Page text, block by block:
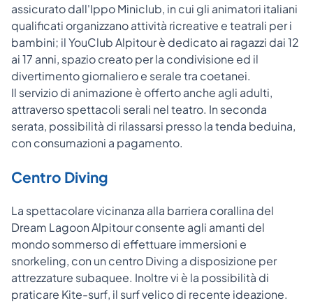
assicurato dall'Ippo Miniclub, in cui gli animatori italiani
qualificati organizzano attività ricreative e teatrali per i
bambini; il YouClub Alpitour è dedicato ai ragazzi dai 12
ai 17 anni, spazio creato per la condivisione ed il
divertimento giornaliero e serale tra coetanei.
Il servizio di animazione è offerto anche agli adulti,
attraverso spettacoli serali nel teatro. In seconda
serata, possibilità di rilassarsi presso la tenda beduina,
con consumazioni a pagamento.
Centro Diving
La spettacolare vicinanza alla barriera corallina del
Dream Lagoon Alpitour consente agli amanti del
mondo sommerso di effettuare immersioni e
snorkeling, con un centro Diving a disposizione per
attrezzature subaquee. Inoltre vi è la possibilità di
praticare Kite-surf, il surf velico di recente ideazione.